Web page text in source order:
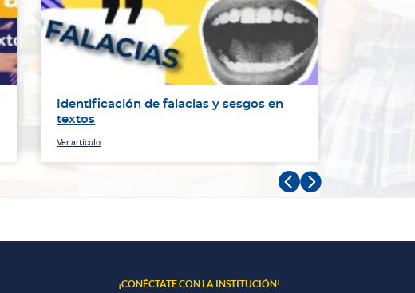
Identificación de falacias y sesgos en
textos
Ver artículo

¡CONÉCTATE CON LA INSTITUCIÓN!